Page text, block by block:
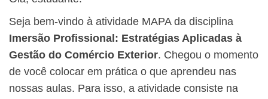
Seja bem-vindo à atividade MAPA da disciplina
Imersão Profissional: Estratégias Aplicadas à
Gestão do Comércio Exterior. Chegou o momento
de você colocar em prática o que aprendeu nas
nossas aulas. Para isso, a atividade consiste na